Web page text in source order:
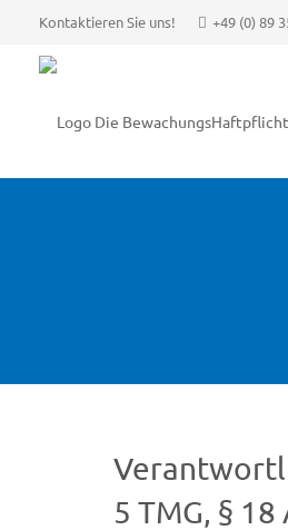
Kontaktieren Sie uns! +49 (0) 89
5 TMG, § 18